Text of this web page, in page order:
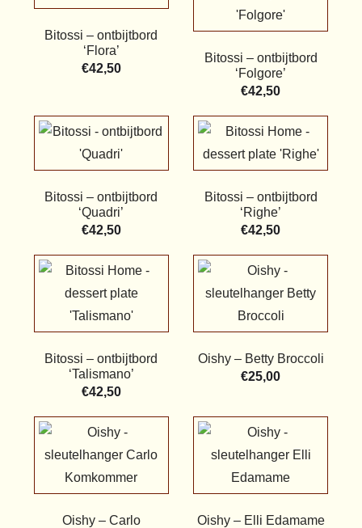
Bitossi – ontbijtbord
‘Flora’
€42,50
Bitossi – ontbijtbord
‘Folgore’
€42,50
Bitossi – ontbijtbord
‘Quadri’
€42,50
Bitossi – ontbijtbord
‘Righe’
€42,50
Bitossi – ontbijtbord
‘Talismano’
€42,50
Oishy – Betty Broccoli
€25,00
Oishy – Carlo
Oishy – Elli Edamame